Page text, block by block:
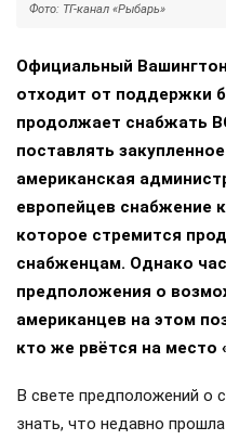
Фото: ТГ-канал «Рыбарь»
Официальный
отходит от поддержки
продолжает снабжать
поставлять
американская
европейцев снабжение
которое стремится
снабженцам. Однако
предположения о
американцев на этом
кто же рвётся на место
В свете предположений о
знать, что недавно прошла